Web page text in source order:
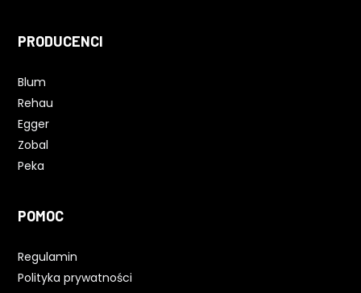
PRODUCENCI
Blum
Rehau
Egger
Zobal
Peka
POMOC
Regulamin
Polityka prywatności